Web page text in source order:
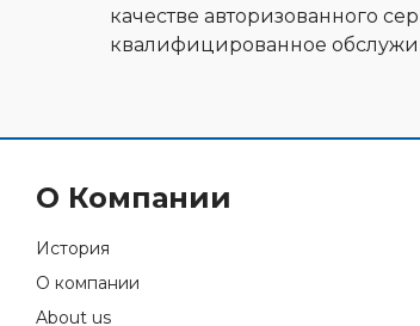
качестве авторизованного
квалифицированное
О Компании
История
О компании
About us